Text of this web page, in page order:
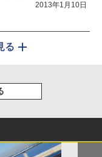
2013年1月10日
る